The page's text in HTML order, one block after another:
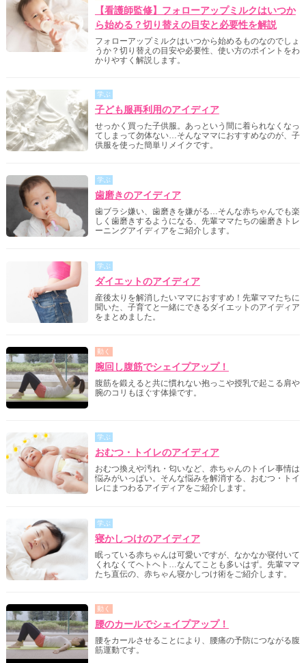
【看護師監修】フォローアップミルクはいつか
ら始める？切り替えの目安と必要性を解説
フォローアップミルクはいつから始めるものなのでしょ
うか？切り替えの目安や必要性、使い方のポイントをわ
かりやすく解説します。
学ぶ
子ども服再利用のアイディア
せっかく買った子供服。あっという間に着られなくなっ
てしまって勿体ない…そんなママにおすすめなのが、子
供服を使った簡単リメイクです。
学ぶ
歯磨きのアイディア
歯ブラシ嫌い、歯磨きを嫌がる…そんな赤ちゃんでも楽
しく歯磨きするようになる、先輩ママたちの歯磨きトレ
ーニングアイディアをご紹介します。
学ぶ
ダイエットのアイディア
産後太りを解消したいママにおすすめ！先輩ママたちに
聞いた、子育てと一緒にできるダイエットのアイディア
をまとめました。
動く
腕回し腹筋でシェイプアップ！
腹筋を鍛えると共に慣れない抱っこや授乳で起こる肩や
腕のコリもほぐす体操です。
学ぶ
おむつ・トイレのアイディア
おむつ換えや汚れ・匂いなど、赤ちゃんのトイレ事情は
悩みがいっぱい。そんな悩みを解消する、おむつ・トイ
レにまつわるアイディアをご紹介します。
学ぶ
寝かしつけのアイディア
眠っている赤ちゃんは可愛いですが、なかなか寝付いて
くれなくてヘトヘト…なんてことも多いはず。先輩ママ
たち直伝の、赤ちゃん寝かしつけ術をご紹介します。
動く
腰のカールでシェイプアップ！
腰をカールさせることにより、腰痛の予防につながる腹
筋運動です。